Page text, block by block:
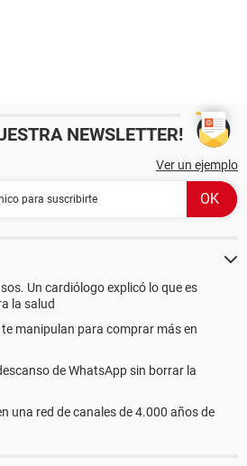
NEWSLETTER!
Ver un ejemplo
Un cardiólogo explicó lo que es
la salud
te manipulan para comprar más en
de WhatsApp sin borrar la
una red de canales de 4.000 años de